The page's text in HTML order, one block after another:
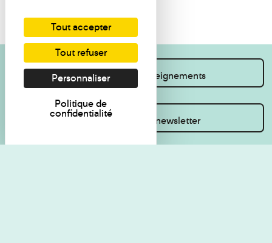
Je souhaite des renseignements
Inscrivez-vous à la newsletter
Tout accepter
Tout refuser
Personnaliser
Politique de
confidentialité